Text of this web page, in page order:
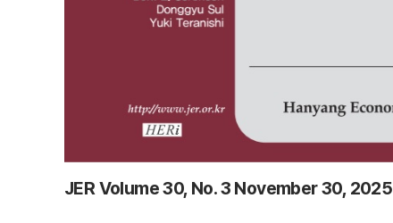
JER Volume 30, No. 3 November 30, 2025